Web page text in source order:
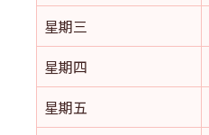
星期三
星期四
星期五